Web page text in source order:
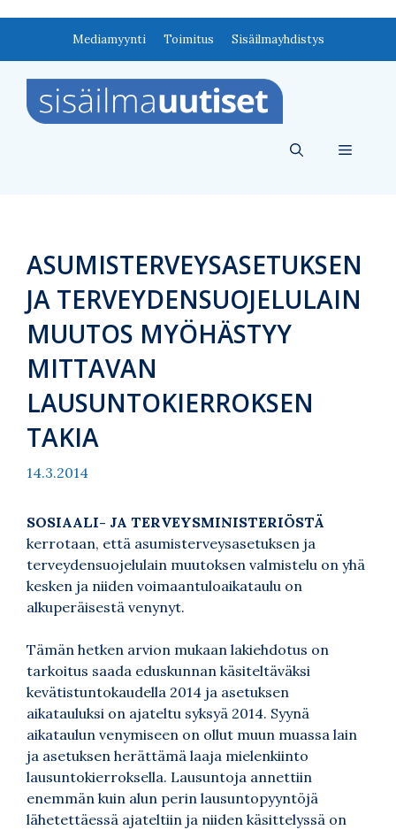
Mediamyynti Toimitus Sisäilmayhdistys
Valikko
ASUMISTERVEYSASETUKSEN
JA TERVEYDENSUOJELULAIN
MUUTOS MYÖHÄSTYY
MITTAVAN
LAUSUNTOKIERROKSEN
TAKIA
14.3.2014
SOSIAALI- JA TERVEYSMINISTERIÖSTÄ
kerrotaan, että asumisterveysasetuksen ja
terveydensuojelulain muutoksen valmistelu on yhä
kesken ja niiden voimaantuloaikataulu on
alkuperäisestä venynyt.
Tämän hetken arvion mukaan lakiehdotus on
tarkoitus saada eduskunnan käsiteltäväksi
kevätistuntokaudella 2014 ja asetuksen
aikatauluksi on ajateltu syksyä 2014. Syynä
aikataulun venymiseen on ollut muun muassa lain
ja asetuksen herättämä laaja mielenkiinto
lausuntokierroksella. Lausuntoja annettiin
enemmän kuin alun perin lausuntopyyntöjä
lähetettäessä ajateltiin ja niiden käsittelyssä on